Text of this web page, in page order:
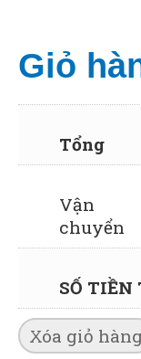
Giỏ
Tổng
Vận
chuyển
SỐ